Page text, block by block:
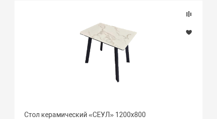
Стол керамический «СЕУЛ» 1200х800